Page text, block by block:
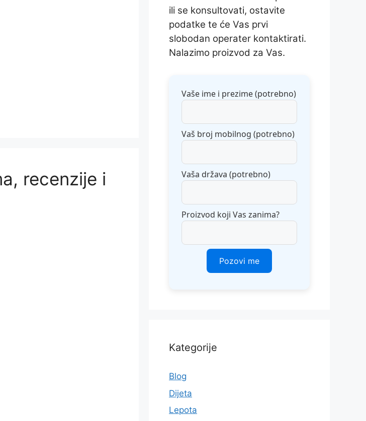
recenzije i
ili se konsultovati, ostavite
podatke te će Vas prvi
slobodan operater kontaktirati.
Nalazimo proizvod za Vas.
Vaše ime i prezime (potrebno)
Vaš broj mobilnog (potrebno)
Vaša država (potrebno)
Proizvod koji Vas zanima?
Kategorije
Blog
Dijeta
Lepota